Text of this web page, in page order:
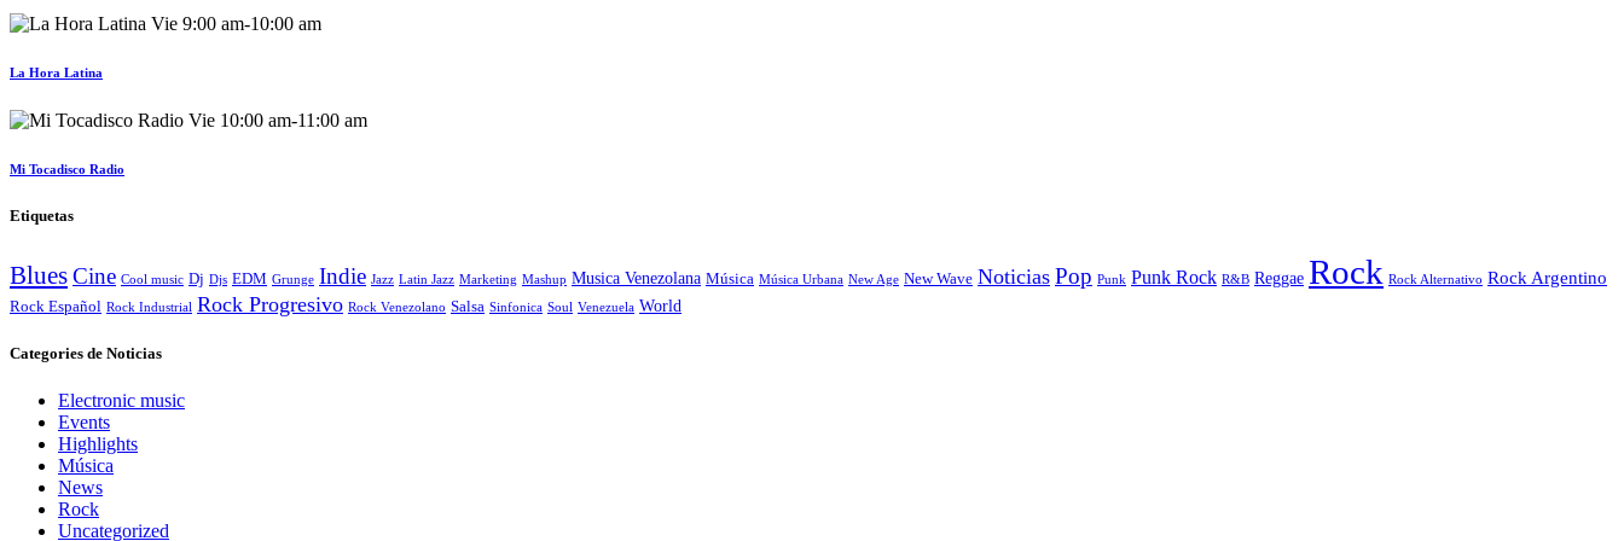
Vie 9:00 am-10:00 am
La Hora Latina
Vie 10:00 am-11:00 am
Mi Tocadisco Radio
Etiquetas
BluesCine Cool music Dj Djs EDM Grunge Indie Jazz Latin Jazz Marketing Mashup Musica Venezolana Música Música Urbana New Age New Wave Noticias Pop Punk Punk Rock R&B Reggae Rock Rock Alternativo Rock Argentino
Rock Español Rock Industrial Rock Progresivo Rock Venezolano Salsa Sinfonica Soul Venezuela World
Categories de Noticias
Electronic music
Events
Highlights
Música
News
Rock
Uncategorized